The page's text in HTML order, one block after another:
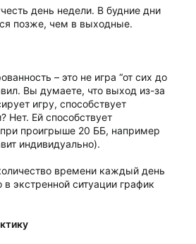
день недели. В будние дни
позже, чем в выходные.
– это не игра “от сих до
Вы думаете, что выход из-за
игру, способствует
Нет. Ей способствует
проигрыше 20 ББ, например
индивидуально).
времени каждый день
экстренной ситуации график